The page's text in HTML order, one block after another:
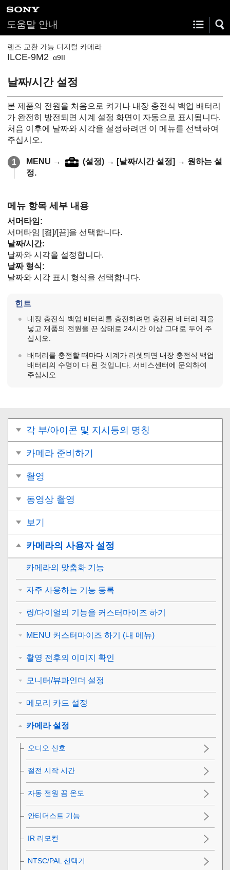
도움말 안내
렌즈 교환 가능 디지털 카메라
ILCE-9M2 α9II
날짜/시간 설정
본 제품의 전원을 처음으로 켜거나 내장 충전식 백업 배터리
가 완전히 방전되면 시계 설정 화면이 자동으로 표시됩니다.
처음 이후에 날짜와 시각을 설정하려면 이 메뉴를 선택하여
주십시오.
MENU → (설정) → [날짜/시간 설정] → 원하는 설
정.
메뉴 항목 세부 내용
서머타임:
서머타임 [켬]/[끔]을 선택합니다.
날짜/시간:
날짜와 시각을 설정합니다.
날짜 형식:
날짜와 시각 표시 형식을 선택합니다.
힌트
내장 충전식 백업 배터리를 충전하려면 충전된 배터리 팩을
넣고 제품의 전원을 끈 상태로 24시간 이상 그대로 두어 주
십시오.
배터리를 충전할 때마다 시계가 리셋되면 내장 충전식 백업
배터리의 수명이 다 된 것입니다. 서비스센터에 문의하여
주십시오.
각 부/아이콘 및 지시등의 명칭
카메라 준비하기
촬영
동영상 촬영
보기
카메라의 사용자 설정
카메라의 맞춤화 기능
자주 사용하는 기능 등록
링/다이얼의 기능을 커스터마이즈 하기
MENU 커스터마이즈 하기 (내 메뉴)
촬영 전후의 이미지 확인
모니터/뷰파인더 설정
메모리 카드 설정
카메라 설정
오디오 신호
절전 시작 시간
자동 전원 끔 온도
안티더스트 기능
IR 리모컨
NTSC/PAL 선택기